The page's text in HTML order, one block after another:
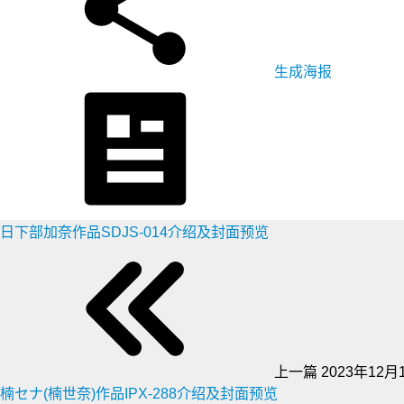
生成海报
日下部加奈作品SDJS-014介绍及封面预览
上一篇 2023年12月
楠セナ(楠世奈)作品IPX-288介绍及封面预览